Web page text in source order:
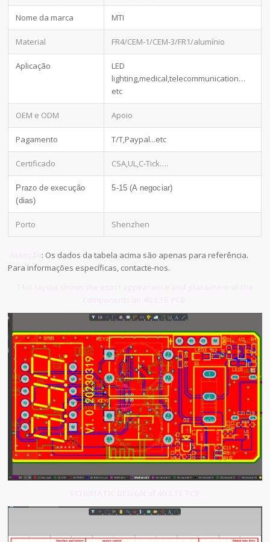
Nome da marca MTI
Material FR4/CEM-1/CEM-3/FR1/alumínio
Aplicação
LED
lighting,medical,telecommunication…
etc
OEM e ODM Apoio
Pagamento T/T,Paypal...etc
Certificado CSA,UL,C-Tick….
Prazo de execução
(dias)
5-15 (A negociar)
Porto Shenzhen
: Os dados da tabela acima são apenas para referência.
Para informações específicas, contacte-nos.